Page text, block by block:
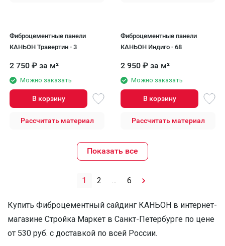
Фиброцементные панели
КАНЬОН Травертин - 3
2 750 ₽ за м²
Можно заказать
В корзину
Рассчитать материал
Фиброцементные панели
КАНЬОН Индиго - 68
2 950 ₽ за м²
Можно заказать
В корзину
Рассчитать материал
Показать все
1 2 ... 6
Купить Фиброцементный сайдинг КАНЬОН в интернет-
магазине Стройка Маркет в Санкт-Петербурге по цене
от 530 руб. с доставкой по всей России.